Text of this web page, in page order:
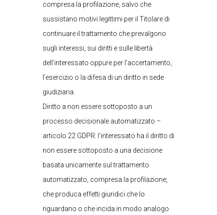
compresa la profilazione, salvo che
sussistano motivi legittimi per il Titolare di
continuare il trattamento che prevalgono
sugli interessi, sui diritti e sulle libertà
dell’interessato oppure per l’accertamento,
l’esercizio o la difesa di un diritto in sede
giudiziaria.
Diritto a non essere sottoposto a un
processo decisionale automatizzato –
articolo 22 GDPR: l’interessato ha il diritto di
non essere sottoposto a una decisione
basata unicamente sul trattamento
automatizzato, compresa la profilazione,
che produca effetti giuridici che lo
riguardano o che incida in modo analogo